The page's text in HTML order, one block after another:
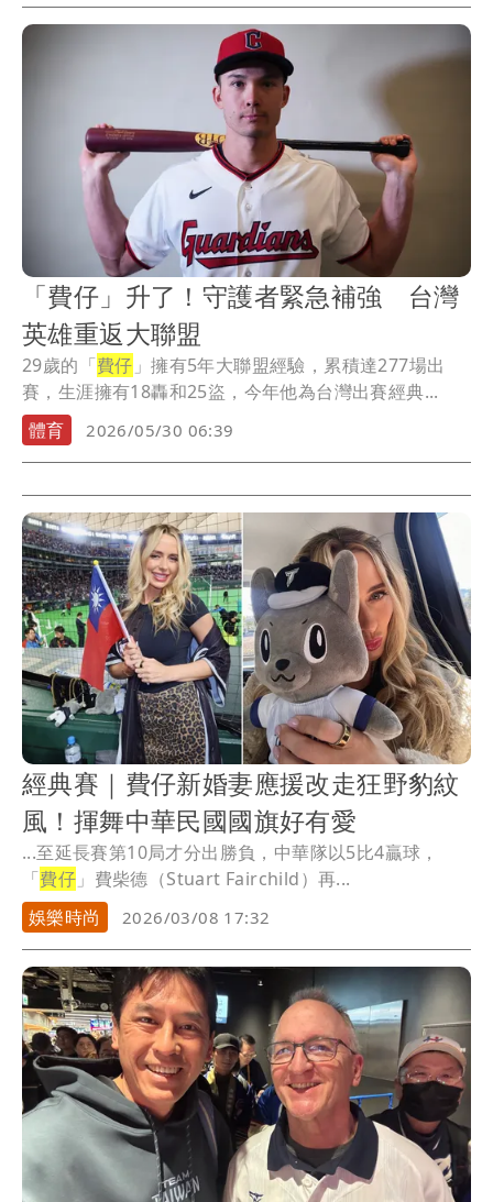
「費仔」升了！守護者緊急補強 台灣
英雄重返大聯盟
29歲的「費仔 」擁有5年大聯盟經驗，累積達277場出
賽，生涯擁有18轟和25盜，今年他為台灣出賽經典...
體育
2026/05/30 06:39
經典賽｜費仔新婚妻應援改走狂野豹紋
風！揮舞中華民國國旗好有愛
...至延長賽第10局才分出勝負，中華隊以5比4贏球，
「費仔 」費柴德（Stuart Fairchild）再...
娛樂時尚
2026/03/08 17:32